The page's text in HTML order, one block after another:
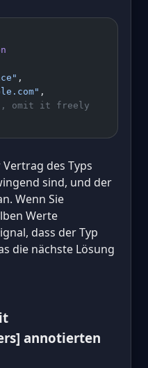
,
,
omit it freely
Vertrag des Typs
sind, und der
Wenn Sie
Werte
dass der Typ
die nächste Lösung
annotierten